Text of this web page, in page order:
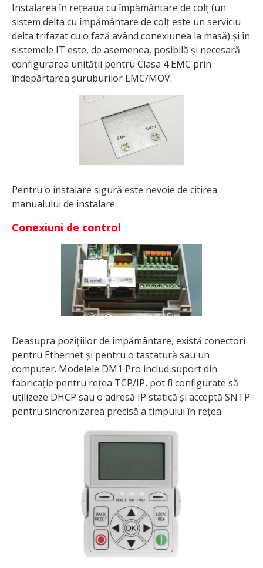
Instalarea în rețeaua cu împământare de colț (un
sistem delta cu împământare de colț este un serviciu
delta trifazat cu o fază având conexiunea la masă) și în
sistemele IT este, de asemenea, posibilă și necesară
configurarea unității pentru Clasa 4 EMC prin
îndepărtarea șuruburilor EMC/MOV.
Pentru o instalare sigură este nevoie de citirea
manualului de instalare.
Conexiuni de control
Deasupra pozițiilor de împământare, există conectori
pentru Ethernet și pentru o tastatură sau un
computer. Modelele DM1 Pro includ suport din
fabricație pentru rețea TCP/IP, pot fi configurate să
utilizeze DHCP sau o adresă IP statică și acceptă SNTP
pentru sincronizarea precisă a timpului în rețea.